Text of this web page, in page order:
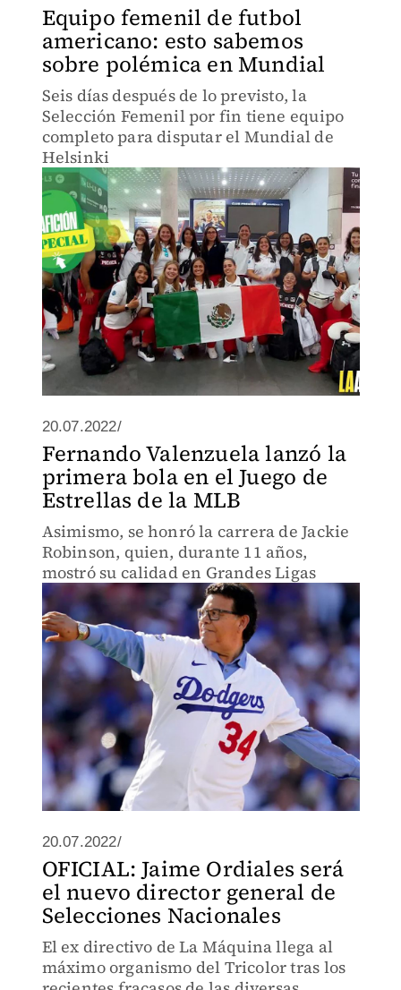
Equipo femenil de futbol
americano: esto sabemos
sobre polémica en Mundial
Seis días después de lo previsto, la
Selección Femenil por fin tiene equipo
completo para disputar el Mundial de
Helsinki
20.07.2022/
Fernando Valenzuela lanzó la
primera bola en el Juego de
Estrellas de la MLB
Asimismo, se honró la carrera de Jackie
Robinson, quien, durante 11 años,
mostró su calidad en Grandes Ligas
20.07.2022/
OFICIAL: Jaime Ordiales será
el nuevo director general de
Selecciones Nacionales
El ex directivo de La Máquina llega al
máximo organismo del Tricolor tras los